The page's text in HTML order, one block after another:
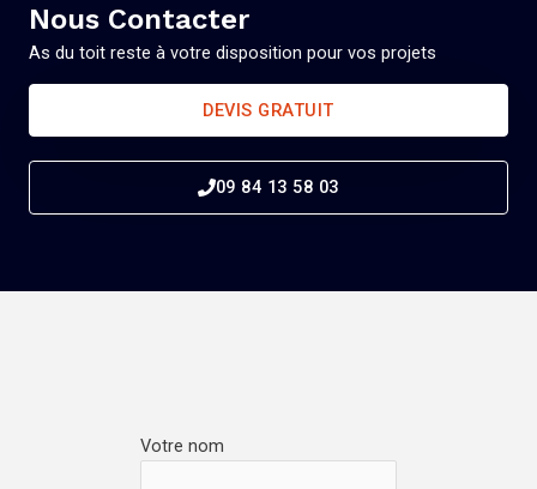
Nous Contacter
As du toit reste à votre disposition pour vos projets
DEVIS GRATUIT
09 84 13 58 03
Votre nom